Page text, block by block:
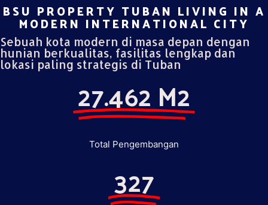
BSU PROPERTY TUBAN LIVING IN A
MODERN INTERNATIONAL CITY​
Sebuah kota modern di masa depan dengan
hunian berkualitas, fasilitas lengkap dan
lokasi paling strategis di Tuban
27.462 M2
Total Pengembangan
327